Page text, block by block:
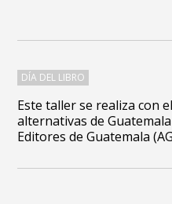
Este taller se realiza con
alternativas de
Editores de Guatemala
DÍA DEL LIBRO